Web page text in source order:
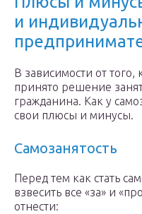
и
В зависимости от
принято решение
гражданина. Как у
свои плюсы и минусы.
Самозанятость
Перед тем как стать
взвесить все «за» и
отнести: